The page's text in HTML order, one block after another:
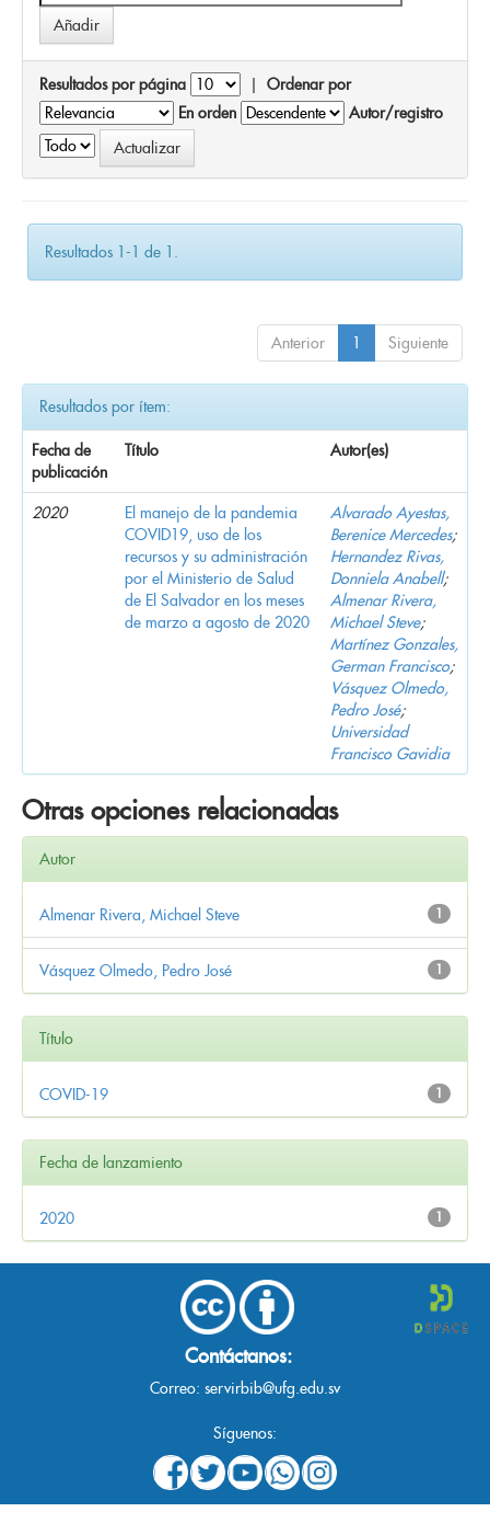
Resultados por página | Ordenar por
En orden
Autor/registro
Resultados 1-1 de 1.
Anterior 1 Siguiente
Resultados por ítem:
Fecha de
publicación
Título Autor(es)
2020
El manejo de la pandemia
COVID19, uso de los
recursos y su administración
por el Ministerio de Salud
de El Salvador en los meses
de marzo a agosto de 2020
Alvarado Ayestas,
Berenice Mercedes;
Hernandez Rivas,
Donniela Anabell;
Almenar Rivera,
Michael Steve;
Martínez Gonzales,
German Francisco;
Vásquez Olmedo,
Pedro José;
Universidad
Francisco Gavidia
Otras opciones relacionadas
Autor
1
Almenar Rivera, Michael Steve
1
Vásquez Olmedo, Pedro José
Título
1
COVID-19
Fecha de lanzamiento
1
2020
Contáctanos:
Correo: servirbib@ufg.edu.sv
Síguenos: